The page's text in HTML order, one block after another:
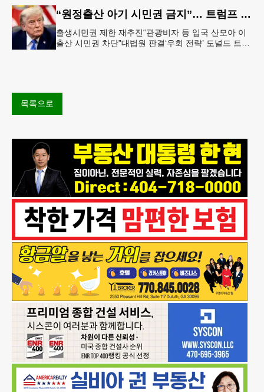
“원정출산 아기 시민권 금지”… 트럼프 행정명령 서명
출생시민권 제한 재추진“관광비자 등 입국 산모아 이
출산 시민권 차단”대법원 판결‘우회 전략’ 도널드 트럼
목록으로